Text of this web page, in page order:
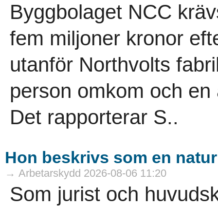
Byggbolaget NCC
fem miljoner kronor
utanför Northvolts
person omkom och
Det rapporterar S..
Hon beskrivs som en
→ Arbetarskydd 2026-08-06 11:20
Som jurist och